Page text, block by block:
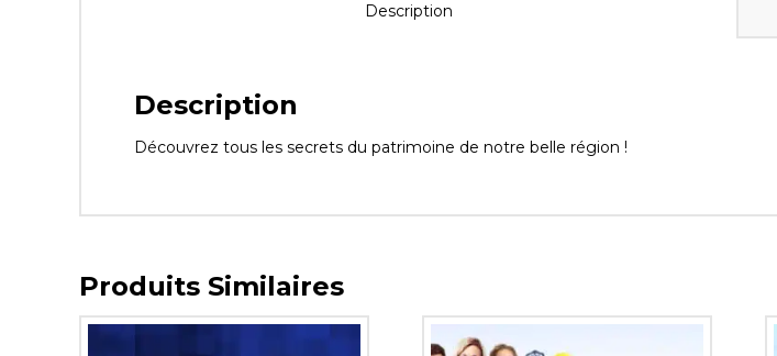
Description
Description
Découvrez tous les secrets du patrimoine de notre belle région !
Produits Similaires